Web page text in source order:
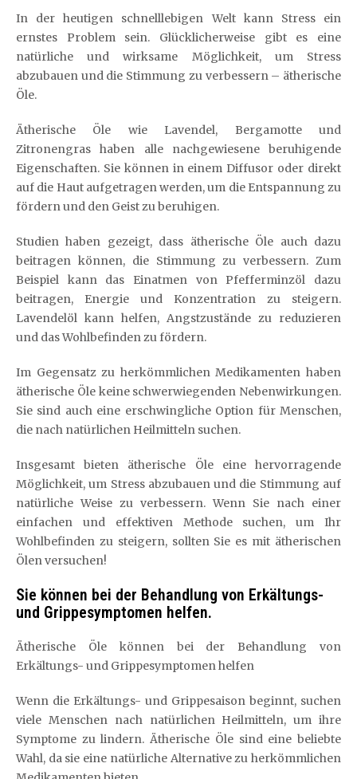
In der heutigen schnelllebigen Welt kann Stress ein
ernstes Problem sein. Glücklicherweise gibt es eine
natürliche und wirksame Möglichkeit, um Stress
abzubauen und die Stimmung zu verbessern – ätherische
Öle.
Ätherische Öle wie Lavendel, Bergamotte und
Zitronengras haben alle nachgewiesene beruhigende
Eigenschaften. Sie können in einem Diffusor oder direkt
auf die Haut aufgetragen werden, um die Entspannung zu
fördern und den Geist zu beruhigen.
Studien haben gezeigt, dass ätherische Öle auch dazu
beitragen können, die Stimmung zu verbessern. Zum
Beispiel kann das Einatmen von Pfefferminzöl dazu
beitragen, Energie und Konzentration zu steigern.
Lavendelöl kann helfen, Angstzustände zu reduzieren
und das Wohlbefinden zu fördern.
Im Gegensatz zu herkömmlichen Medikamenten haben
ätherische Öle keine schwerwiegenden Nebenwirkungen.
Sie sind auch eine erschwingliche Option für Menschen,
die nach natürlichen Heilmitteln suchen.
Insgesamt bieten ätherische Öle eine hervorragende
Möglichkeit, um Stress abzubauen und die Stimmung auf
natürliche Weise zu verbessern. Wenn Sie nach einer
einfachen und effektiven Methode suchen, um Ihr
Wohlbefinden zu steigern, sollten Sie es mit ätherischen
Ölen versuchen!
Sie können bei der Behandlung von Erkältungs-
und Grippesymptomen helfen.
Ätherische Öle können bei der Behandlung von
Erkältungs- und Grippesymptomen helfen
Wenn die Erkältungs- und Grippesaison beginnt, suchen
viele Menschen nach natürlichen Heilmitteln, um ihre
Symptome zu lindern. Ätherische Öle sind eine beliebte
Wahl, da sie eine natürliche Alternative zu herkömmlichen